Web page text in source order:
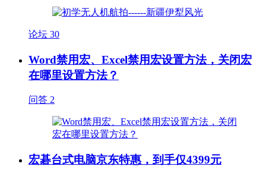
论坛 30
Word禁用宏、Excel禁用宏设置方法，关闭宏
在哪里设置方法？
问答 2
宏碁台式电脑京东特惠，到手仅4399元